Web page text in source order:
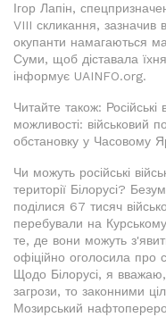
Ігор Лапін,
VIII скликання, зазначив
окупанти намагаються
Суми, щоб діставала
інформує UAINFO.org.
Читайте також: Російські
можливості: військовий
обстановку у Часовому
Чи можуть російські
території Білорусі?
поділися 67 тисяч
перебували на
те, де вони можуть
офіційно оголосила про
Щодо Білорусі, я
загрози, то законними
Мозирський